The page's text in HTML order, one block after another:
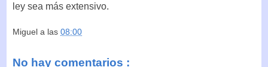
ley sea más extensivo.
Miguel a las 08:00
No hay comentarios :